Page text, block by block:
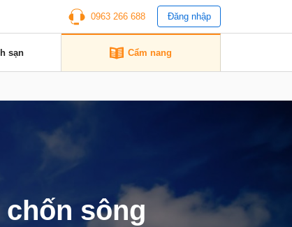
0963 266 688 Đăng nhập
sạn Cẩm nang
sông